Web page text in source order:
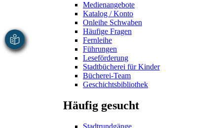
Medienangebote
Katalog / Konto
Onleihe Schwaben
Häufige Fragen
Fernleihe
Führungen
Leseförderung
Stadtbücherei für Kinder
Bücherei-Team
Geschichtsbibliothek
Häufig gesucht
Stadtrundgänge